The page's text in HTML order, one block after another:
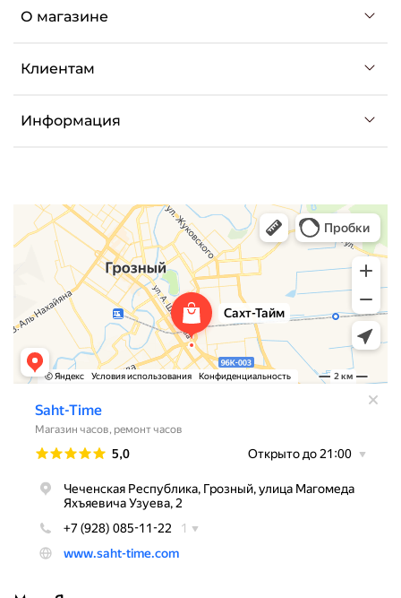
О магазине
Клиентам
Информация